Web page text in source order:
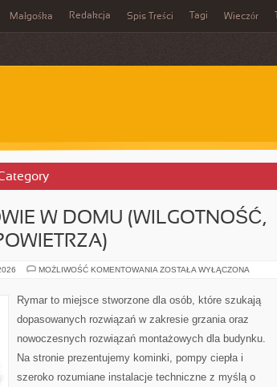
Małgośka Redakcja Spis Treści Tagi Wieczór
W DOMU (WILGOTNOŚĆ,
MOŻLIWOŚĆ KOMENTOWANIA KOMFORT
W
DOMU
HAŁAS,
POWIETRZA)
ZOSTAŁA WYŁĄCZONA
Rymar to miejsce stworzone dla osób, które szukają
dopasowanych rozwiązań w zakresie grzania oraz
nowoczesnych rozwiązań montażowych dla budynku.
Na stronie prezentujemy kominki, pompy ciepła i
szeroko rozumiane instalacje techniczne z myślą o